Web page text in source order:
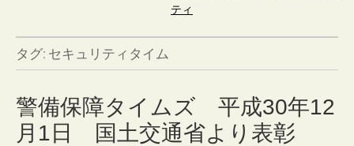
会
社
ティ
タグ: セキュリティタイム
警備保障タイムズ 平成30年12
月1日 国土交通省より表彰